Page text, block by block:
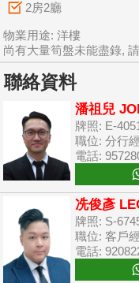
2房2廳
物業用途: 洋樓
尚有大量筍盤未能盡錄,
聯絡資料
潘祖兒
牌照: E-
職位: 分行
電話:
冼俊彥
牌照: S-
職位: 客戶
電話: